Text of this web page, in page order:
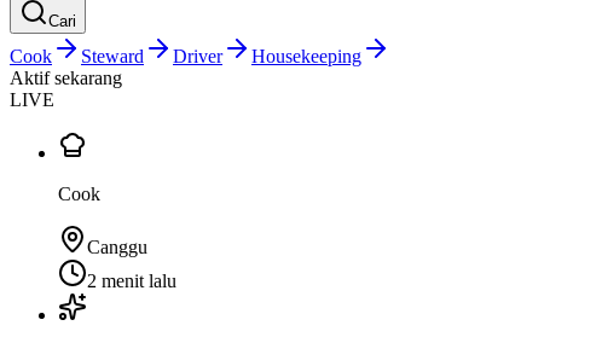
Cari
Cook Steward Driver
Housekeeping
Aktif sekarang
LIVE
Cook
Canggu
2 menit lalu